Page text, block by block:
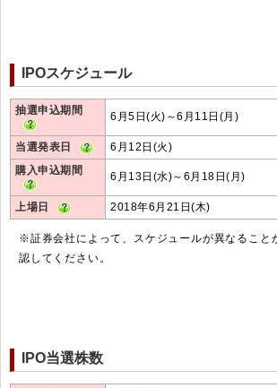
IPOスケジュール
抽選申込期間 6月5日(火)～6月11日(月)
当選発表日
6月12日(火)
購入申込期間
6月13日(水)～6月18日(月)
上場日 2018年6月21日(木)
※証券会社によって、スケジュールが異なること
認してください。
IPO当選株数